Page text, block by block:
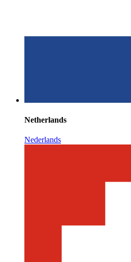
Netherlands
Nederlands